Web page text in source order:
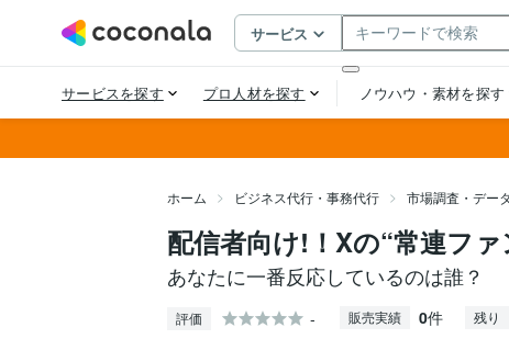
ホーム ビジネス代行・事務代行 市場調査・デー
配信者向け!！Xの“常連フ
あなたに一番反応しているのは誰？
評価 - 販売実績 0件 残り